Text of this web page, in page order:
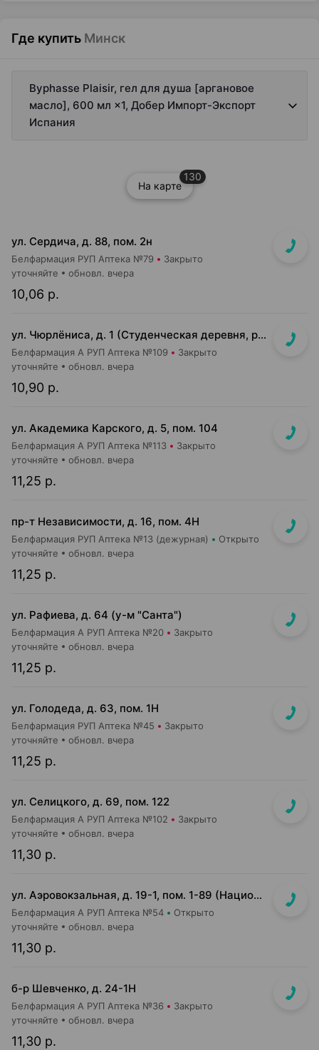
Где купить Минск
Byphasse Plaisir, гел для душа [аргановое
масло], 600 мл ×1, Добер Импорт-Экспорт
Испания
На карте
130
ул. Сердича, д. 88, пом. 2н
Белфармация РУП Аптека №79 Закрыто
10,06 р.
уточняйте обновл. вчера
ул. Чюрлёниса, д. 1 (Студенческая деревня, рядом с г-том "Алми").
Белфармация А РУП Аптека №109 Закрыто
10,90 р.
уточняйте обновл. вчера
ул. Академика Карского, д. 5, пом. 104
Белфармация А РУП Аптека №113 Закрыто
11,25 р.
уточняйте обновл. вчера
пр-т Независимости, д. 16, пом. 4Н
Белфармация РУП Аптека №13 (дежурная) Открыто
11,25 р.
уточняйте обновл. вчера
ул. Рафиева, д. 64 (у-м "Санта")
Белфармация А РУП Аптека №20 Закрыто
11,25 р.
уточняйте обновл. вчера
ул. Голодеда, д. 63, пом. 1Н
Белфармация РУП Аптека №45 Закрыто
11,25 р.
уточняйте обновл. вчера
ул. Селицкого, д. 69, пом. 122
Белфармация А РУП Аптека №102 Закрыто
11,30 р.
уточняйте обновл. вчера
ул. Аэровокзальная, д. 19-1, пом. 1-89 (Национальный аэропорт "Минск", 3 этаж)
Белфармация А РУП Аптека №54 Открыто
11,30 р.
уточняйте обновл. вчера
б-р Шевченко, д. 24-1Н
Белфармация А РУП Аптека №36 Закрыто
11,30 р.
уточняйте обновл. вчера